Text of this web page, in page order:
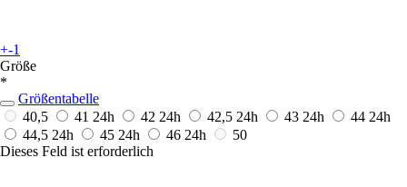
+-1
Größe
*
Größentabelle
40,5
41 24h 42 24h 42,5 24h 43 24h 44 24h
44,5 24h 45 24h 46 24h
50
Dieses Feld ist erforderlich